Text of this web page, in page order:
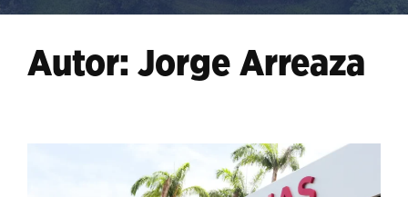
Autor:Jorge Arreaza